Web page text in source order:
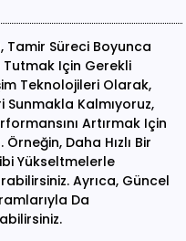
Tamir Süreci Boyunca
Için Gerekli
Teknolojileri Olarak,
Sunmakla Kalmıyoruz,
Artırmak Için
Daha Hızlı Bir
Yükseltmelerle
Ayrıca, Güncel
Da